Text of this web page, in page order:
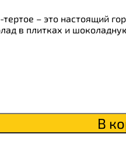
– это
в плитках и
В